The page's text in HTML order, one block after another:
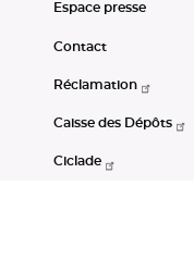
Espace presse
Contact
Réclamation
Caisse des Dépôts
Ciclade